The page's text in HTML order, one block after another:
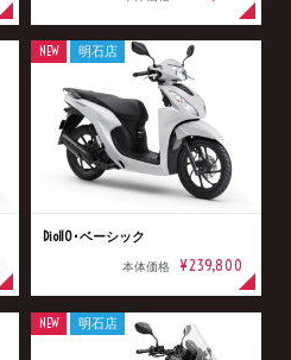
Dio110･ベーシック
本体価格 ¥239,800
NEW 明石店
NEW 明石店